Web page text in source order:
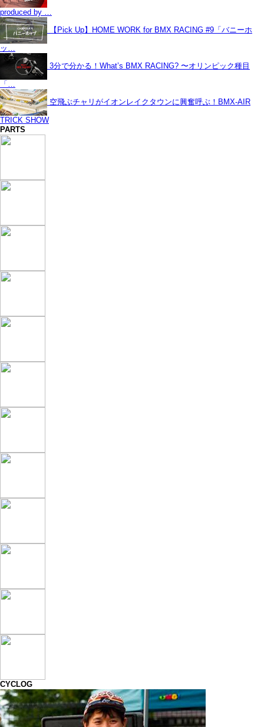
produced by …
【Pick Up】HOME WORK for BMX RACING #9「バニーホ
ッ…
3分で分かる！What’s BMX RACING? 〜オリンピック種目
「…
空飛ぶチャリがイオンレイクタウンに興奮呼ぶ！BMX-AIR
TRICK SHOW
PARTS
CYCLOG